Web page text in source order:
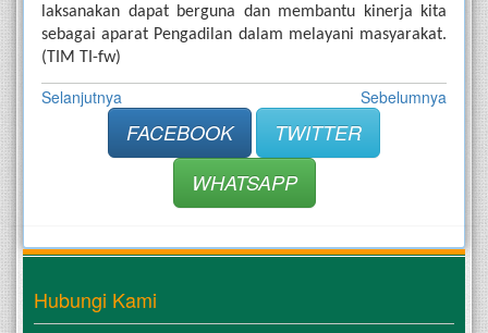
laksanakan dapat berguna dan membantu kinerja kita
sebagai aparat Pengadilan dalam melayani masyarakat.
(TIM TI-fw)
Selanjutnya Sebelumnya
FACEBOOK
TWITTER
WHATSAPP
Hubungi Kami